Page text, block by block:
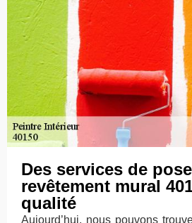
Des services de
revêtement mural
qualité
Aujourd’hui, nous pouvons